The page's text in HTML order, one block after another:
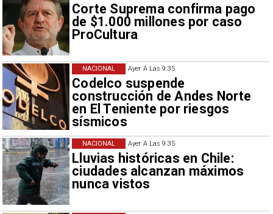
Corte Suprema confirma pago
de $1.000 millones por caso
ProCultura
Ayer A Las 9:35
Codelco suspende
construcción de Andes Norte
en El Teniente por riesgos
sísmicos
NACIONAL
Ayer A Las 9:35
Lluvias históricas en Chile:
ciudades alcanzan máximos
nunca vistos
NACIONAL